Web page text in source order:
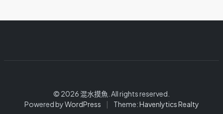
© 2026 混水摸魚. All rights reserved.
Powered byWordPress | Theme:Havenlytics Realty